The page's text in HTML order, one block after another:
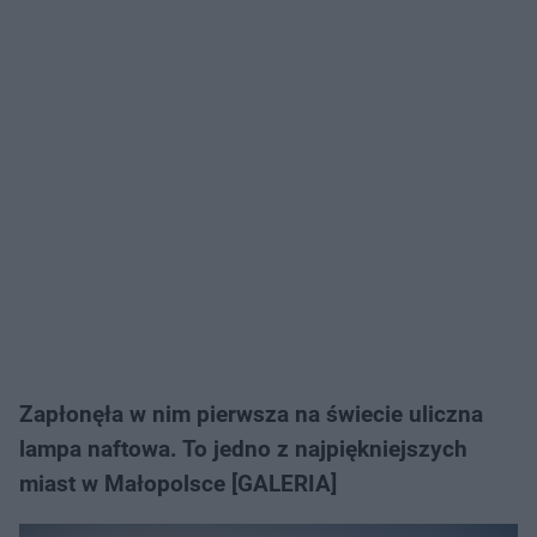
Zapłonęła w nim pierwsza na świecie uliczna
lampa naftowa. To jedno z najpiękniejszych
miast w Małopolsce [GALERIA]